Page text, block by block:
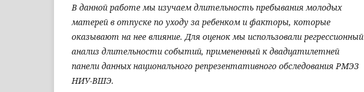
В данной работе мы изучаем длительность пребывания молодых
матерей в отпуске по уходу за ребенком и факторы, которые
оказывают на нее влияние. Для оценок мы использовали регрессионный
анализ длительности событий, примененный к двадцатилетней
панели данных национального репрезентативного обследования РМЭЗ
НИУ-ВШЭ.